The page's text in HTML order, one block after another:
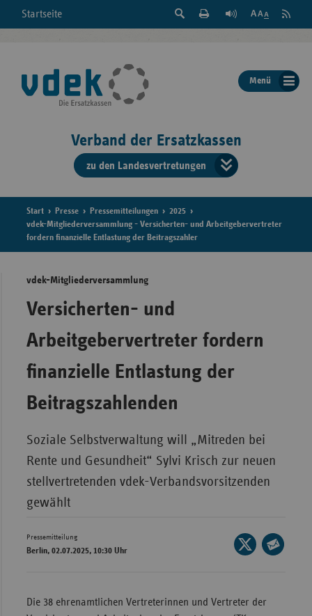
Startseite
Suche
der
Seite
Feed
Menü
Verband der Ersatzkassen
zu den Landesvertretungen
der
Start Presse Pressemitteilungen
2025
vdek-Mitgliederversammlung - Versicherten- und Arbeitgebervertreter
fordern finanzielle Entlastung der Beitragszahler
vdek-Mitgliederversammlung
Versicherten- und
Arbeitgebervertreter fordern
finanzielle Entlastung der
Beitragszahlenden
Soziale Selbstverwaltung will „Mitreden bei
Rente und Gesundheit“ Sylvi Krisch zur neuen
stellvertretenden vdek-Verbandsvorsitzenden
gewählt
Pressemitteilung
Berlin, 02.07.2025, 10:30 Uhr
Seite
auf
Die 38 ehrenamtlichen Vertreterinnen und Vertreter der